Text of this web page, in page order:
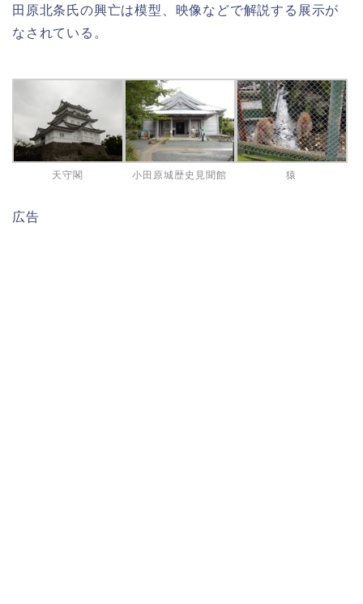
田原北条氏の興亡は模型、映像などで解説する展示が
なされている。
天守閣 小田原城歴史見聞館 猿
広告